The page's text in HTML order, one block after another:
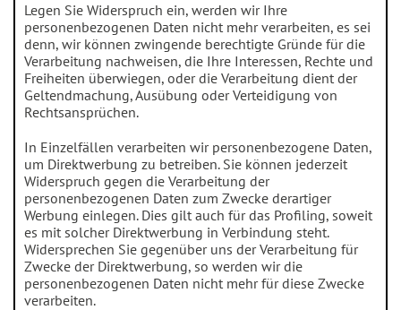
Legen Sie Widerspruch ein, werden wir Ihre
personenbezogenen Daten nicht mehr verarbeiten, es sei
denn, wir können zwingende berechtigte Gründe für die
Verarbeitung nachweisen, die Ihre Interessen, Rechte und
Freiheiten überwiegen, oder die Verarbeitung dient der
Geltendmachung, Ausübung oder Verteidigung von
Rechtsansprüchen.
In Einzelfällen verarbeiten wir personenbezogene Daten,
um Direktwerbung zu betreiben. Sie können jederzeit
Widerspruch gegen die Verarbeitung der
personenbezogenen Daten zum Zwecke derartiger
Werbung einlegen. Dies gilt auch für das Profiling, soweit
es mit solcher Direktwerbung in Verbindung steht.
Widersprechen Sie gegenüber uns der Verarbeitung für
Zwecke der Direktwerbung, so werden wir die
personenbezogenen Daten nicht mehr für diese Zwecke
verarbeiten.